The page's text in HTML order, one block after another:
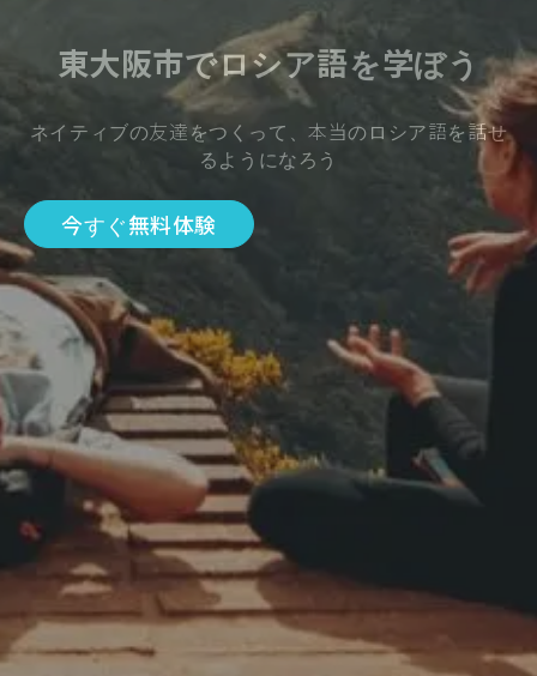
東大阪市でロシア語を学ぼう
ネイティブの友達をつくって、本当のロシア語を話せ
るようになろう
今すぐ無料体験